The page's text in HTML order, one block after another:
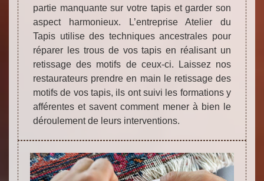
partie manquante sur votre tapis et garder son
aspect harmonieux. L’entreprise Atelier du
Tapis utilise des techniques ancestrales pour
réparer les trous de vos tapis en réalisant un
retissage des motifs de ceux-ci. Laissez nos
restaurateurs prendre en main le retissage des
motifs de vos tapis, ils ont suivi les formations y
afférentes et savent comment mener à bien le
déroulement de leurs interventions.